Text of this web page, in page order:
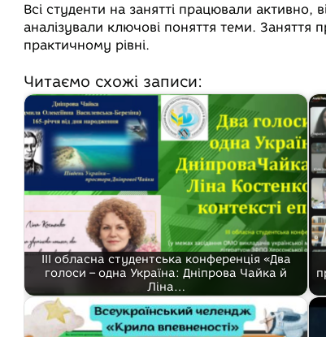
Всі студенти на занятті працювали активно,
аналізували ключові поняття теми.
практичному рівні.
Читаємо схожі записи:
ІІІ обласна студентська конференція «Два
голоси – одна Україна: Дніпрова Чайка й
Ліна…